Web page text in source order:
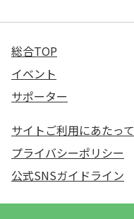
総合TOP
イベント
サポーター
サイトご利用にあたって
プライバシーポリシー
公式SNSガイドライン